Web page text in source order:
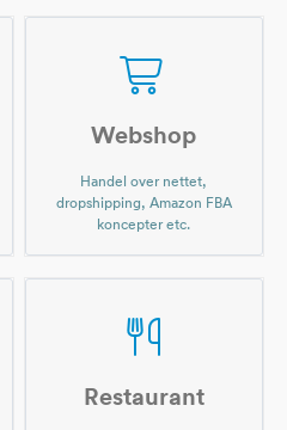
Webshop
Handel over nettet,
dropshipping, Amazon FBA
koncepter etc.
Restaurant